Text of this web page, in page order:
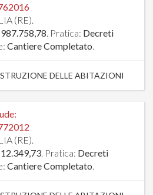
(RE).
. Pratica: Decreti
Cantiere Completato.
DELLE ABITAZIONI
(RE).
. Pratica: Decreti
Cantiere Completato.